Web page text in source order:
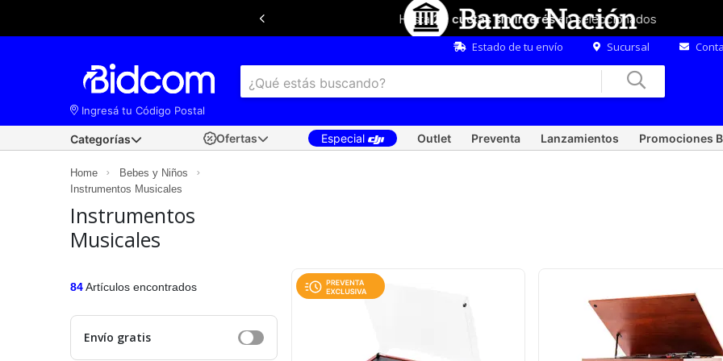
Hasta 20 cuotas sin interésen seleccionados
Estado de tu envío Sucursal
Ingresá tu Código Postal
mejores ofertas de envío y retiro disponibles
según tu ubicación.
×
Ofertas Especial Outlet Preventa Lanzamientos Promociones
Categorías
Home
Bebes y Niños
Instrumentos Musicales
Instrumentos
Musicales
84Artículos encontrados
Envío gratis